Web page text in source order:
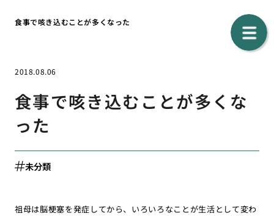
食事で咳き込むことが多くなった
2018.08.06
食事で咳き込むことが多くな
った
未分類
祖母は脳梗塞を発症してから、いろいろなことが生活として変わ